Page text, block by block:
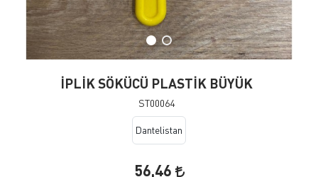
İPLİK SÖKÜCÜ PLASTİK BÜYÜK
ST00064
Dantelistan
56,46